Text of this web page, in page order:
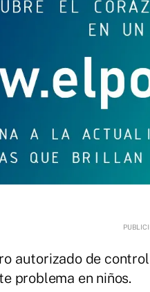
autorizado de
problema en niños.